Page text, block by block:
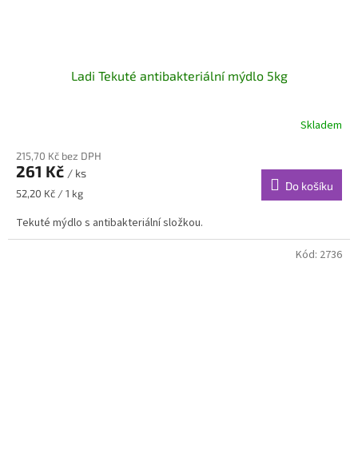
Ladi Tekuté antibakteriální mýdlo 5kg
Skladem
215,70 Kč bez DPH
261 Kč / ks
Měrná
52,20 Kč / 1 kg
Do košíku
Tekuté mýdlo s antibakteriální složkou.
Kód: 2736